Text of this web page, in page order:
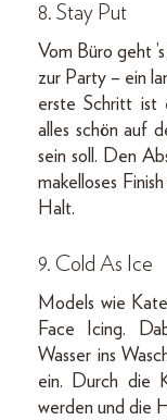
8. Stay Put
Vom Büro geht
zur Party – ein
erste Schritt ist
alles schön auf
sein soll. Den
makelloses
Halt.
9. Cold As Ice
Models wie
Face Icing.
Wasser ins
ein. Durch die
werden und die